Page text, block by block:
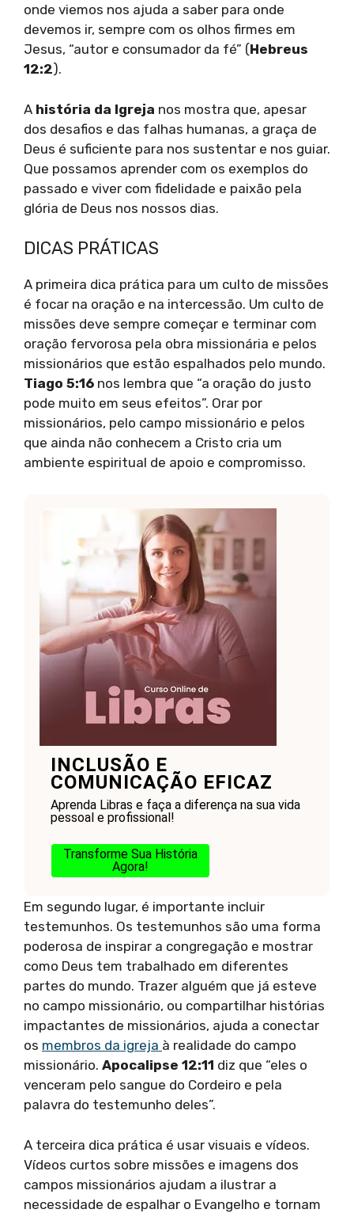
onde viemos nos ajuda a saber para onde
devemos ir, sempre com os olhos firmes em
Jesus, “autor e consumador da fé” (Hebreus
12:2).
A história da Igreja nos mostra que, apesar
dos desafios e das falhas humanas, a graça de
Deus é suficiente para nos sustentar e nos guiar.
Que possamos aprender com os exemplos do
passado e viver com fidelidade e paixão pela
glória de Deus nos nossos dias.
DICAS PRÁTICAS
A primeira dica prática para um culto de missões
é focar na oração e na intercessão. Um culto de
missões deve sempre começar e terminar com
oração fervorosa pela obra missionária e pelos
missionários que estão espalhados pelo mundo.
Tiago 5:16 nos lembra que “a oração do justo
pode muito em seus efeitos”. Orar por
missionários, pelo campo missionário e pelos
que ainda não conhecem a Cristo cria um
ambiente espiritual de apoio e compromisso.
INCLUSÃO E
COMUNICAÇÃO EFICAZ
Aprenda Libras e faça a diferença na sua vida
pessoal e profissional!
Transforme Sua História
Agora!
Em segundo lugar, é importante incluir
testemunhos. Os testemunhos são uma forma
poderosa de inspirar a congregação e mostrar
como Deus tem trabalhado em diferentes
partes do mundo. Trazer alguém que já esteve
no campo missionário, ou compartilhar histórias
impactantes de missionários, ajuda a conectar
os membros da igreja à realidade do campo
missionário. Apocalipse 12:11 diz que “eles o
venceram pelo sangue do Cordeiro e pela
palavra do testemunho deles”.
A terceira dica prática é usar visuais e vídeos.
Vídeos curtos sobre missões e imagens dos
campos missionários ajudam a ilustrar a
necessidade de espalhar o Evangelho e tornam